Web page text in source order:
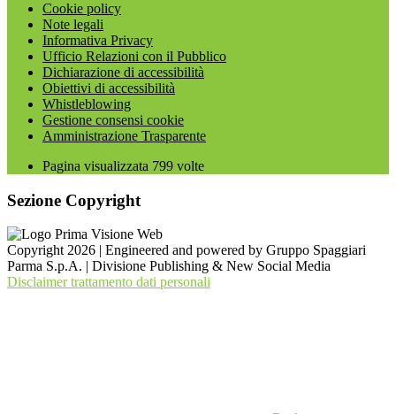
Cookie policy
Note legali
Informativa Privacy
Ufficio Relazioni con il Pubblico
Dichiarazione di accessibilità
Obiettivi di accessibilità
Whistleblowing
Gestione consensi cookie
Amministrazione Trasparente
Pagina visualizzata 799 volte
Sezione Copyright
Copyright 2026 | Engineered and powered by Gruppo Spaggiari
Parma S.p.A. | Divisione Publishing & New Social Media
Disclaimer trattamento dati personali